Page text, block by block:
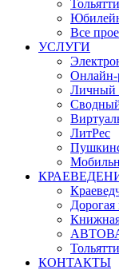
Все
УСЛУГИ
Онлайн-
Личный
ЛитРес
КОНТАКТЫ